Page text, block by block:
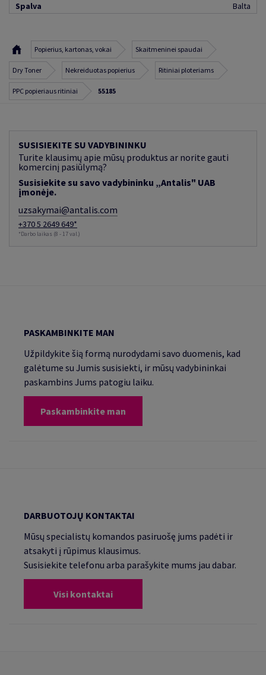
Spalva
Balta
Popierius, kartonas, vokai Skaitmeninei spaudai
Dry Toner Nekreiduotas popierius Ritiniai ploteriams
PPC popieriaus ritiniai 55185
SUSISIEKITE SU VADYBININKU
Turite klausimų apie mūsų produktus ar norite gauti
komercinį pasiūlymą?
Susisiekite su savo vadybininku „Antalis" UAB
įmonėje.
uzsakymai@antalis.com
+370 5 2649 649*
*Darbo laikas (8 - 17 val.)
PASKAMBINKITE MAN
Užpildykite šią formą nurodydami savo duomenis, kad
galėtume su Jumis susisiekti, ir mūsų vadybininkai
paskambins Jums patogiu laiku.
Paskambinkite man
DARBUOTOJŲ KONTAKTAI
Mūsų specialistų komandos pasiruošę jums padėti ir
atsakyti į rūpimus klausimus.
Susisiekite telefonu arba parašykite mums jau dabar.
Visi kontaktai